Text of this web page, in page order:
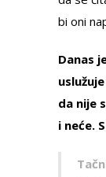
bi oni
Danas
da nije
i neće.